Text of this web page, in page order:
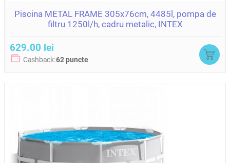
Piscina METAL FRAME 305x76cm, 4485l, pompa de
filtru 1250l/h, cadru metalic, INTEX
629.00 lei
Cashback:62 puncte